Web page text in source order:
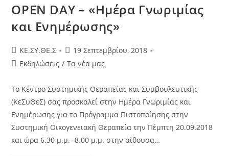
OPEN DAY – «Ημέρα Γνωριμίας
και Ενημέρωσης»
KE.ΣΥ.ΘΕ.Σ
19 Σεπτεμβρίου, 2018
Εκδηλώσεις / Τα νέα μας
Το Κέντρο Συστημικής Θεραπείας και Συμβουλευτικής
(ΚεΣυΘεΣ) σας προσκαλεί στην Ημέρα Γνωριμίας και
Ενημέρωσης για το Πρόγραμμα Πιστοποίησης στην
Συστημική Οικογενειακή Θεραπεία την Πέμπτη 20.09.2018
και ώρα 6.30 μ.μ.- 8.00 μ.μ. στην αίθουσα…